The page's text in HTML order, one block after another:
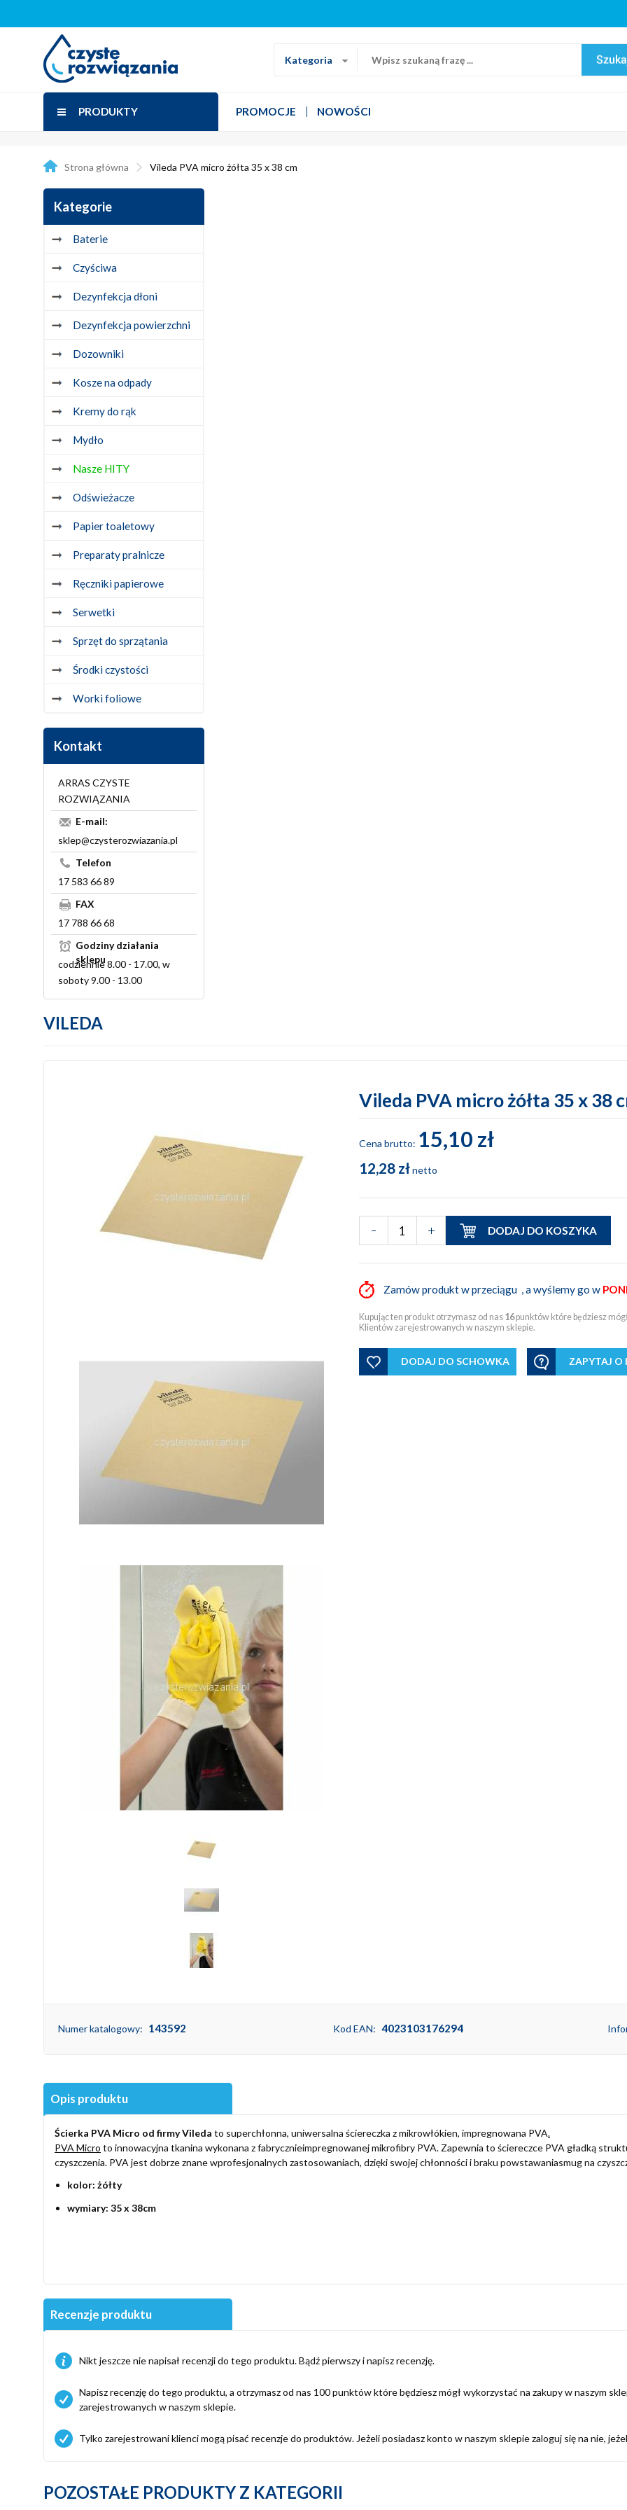
Kategoria
PRODUKTY PROMOCJE NOWOŚCI
Strona główna Vileda PVA micro żółta 35 x 38 cm
Kategorie
Baterie
Czyściwa
Dezynfekcja dłoni
Dezynfekcja powierzchni
Dozowniki
Kosze na odpady
Kremy do rąk
Mydło
Nasze HITY
Odświeżacze
Papier toaletowy
Preparaty pralnicze
Ręczniki papierowe
Serwetki
Sprzęt do sprzątania
Środki czystości
Worki foliowe
Kontakt
ARRAS CZYSTE
ROZWIĄZANIA
E-mail:
sklep@czysterozwiazania.pl
Telefon
17 583 66 89
FAX
17 788 66 68
Godziny działania
sklepu
codziennie 8.00 - 17.00, w
soboty 9.00 - 13.00
VILEDA
Vileda PVA micro żółta 35 x 38
Cena brutto: 15,10 zł
12,28 złnetto
DODAJ DO KOSZYKA
Zamów produkt w przeciągu , a wyślemy go w
Kupując ten produkt otrzymasz od nas 16punktów które będziesz
Klientów zarejestrowanych w naszym sklepie.
DODAJ DO SCHOWKA ZAPYTAJ O
Numer katalogowy: 143592 Kod EAN: 4023103176294
Opis produktu
Ścierka PVA Micro od firmy Vileda to superchłonna, uniwersalna ściereczka z mikrowłókien, impregnowana PVA.
PVA Micro to innowacyjna tkanina wykonana z fabrycznieimpregnowanej mikrofibry PVA. Zapewnia to ściereczce PVA gładką
czyszczenia. PVA jest dobrze znane wprofesjonalnych zastosowaniach, dzięki swojej chłonności i braku powstawaniasmug na
kolor: żółty
wymiary: 35 x 38cm
Recenzje produktu
Nikt jeszcze nie napisał recenzji do tego produktu. Bądź pierwszy i napisz recenzję.
Napisz recenzję do tego produktu, a otrzymasz od nas 100 punktów które będziesz mógł wykorzystać na zakupy w naszym
zarejestrowanych w naszym sklepie.
Tylko zarejestrowani klienci mogą pisać recenzje do produktów. Jeżeli posiadasz konto w naszym sklepie zaloguj się na nie,
POZOSTAŁE PRODUKTY Z KATEGORII